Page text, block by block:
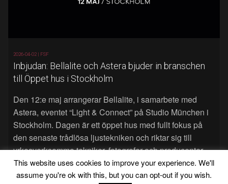
2026-04-02 | FSF
Inbjudan: Bellalite och Astera bjuder in branschen
till Öppet hus i Stockholm
Den 12:e maj arrangerar Bellalite, i samarbete med
Astera, eventet “Light & Connect” på Studio München i
Stockholm. Dagen är ett öppet hus med fullt fokus på
den senaste trådlösa ljustekniken och riktar sig till
yrkesverksamma tekniker, fotografer och producenter.
Läs mer…
This website uses cookies to improve your experience. We'll
assume you're ok with this, but you can opt-out if you wish.